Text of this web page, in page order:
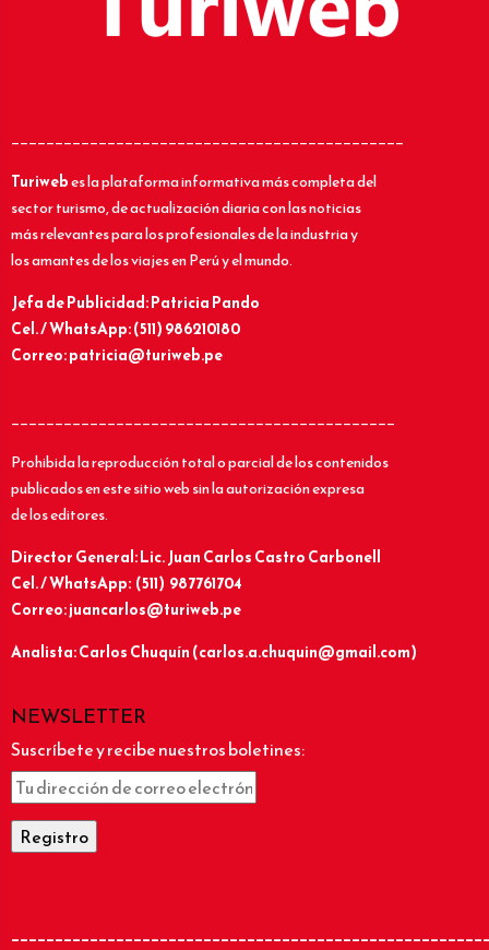
_____________________________________________
Turiwebes la plataforma informativa más completa del
sector turismo, de actualización diaria con las noticias
más relevantes para los profesionales de la industria y
los amantes de los viajes en Perú y el mundo.
Jefa de Publicidad: Patricia Pando
Cel. / WhatsApp: (511) 986210180
Correo: patricia@turiweb.pe
____________________________________________
Prohibida la reproducción total o parcial de los contenidos
publicados en este sitio web sin la autorización expresa
de los editores.
Director General: Lic.Juan Carlos Castro Carbonell
Cel. / WhatsApp: (511) 987761704
Correo: juancarlos@turiweb.pe
Analista: Carlos Chuquín (carlos.a.chuquin@gmail.com)
NEWSLETTER
Suscríbete y recibe nuestros boletines: